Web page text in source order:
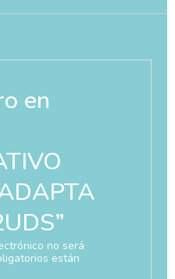
en
no será
están